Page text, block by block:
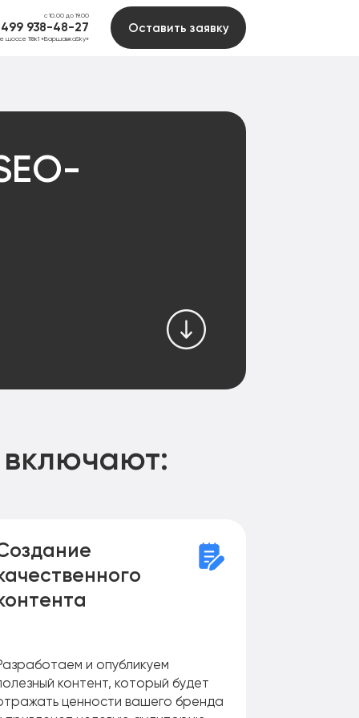
с 10.00 до 19.00
499 938-48-27
шоссе 118к1 «ВаршавкаSky»
Оставить заявку
включают:
и опубликуем
контент, который будет
ценности вашего бренда